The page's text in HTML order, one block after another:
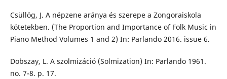
Csüllög, J. A népzene aránya és szerepe a Zongoraiskola
kötetekben. (The Proportion and Importance of Folk Music in
Piano Method Volumes 1 and 2) In: Parlando 2016. issue 6.
Dobszay, L. A szolmizáció (Solmization) In: Parlando 1961.
no. 7-8. p. 17.